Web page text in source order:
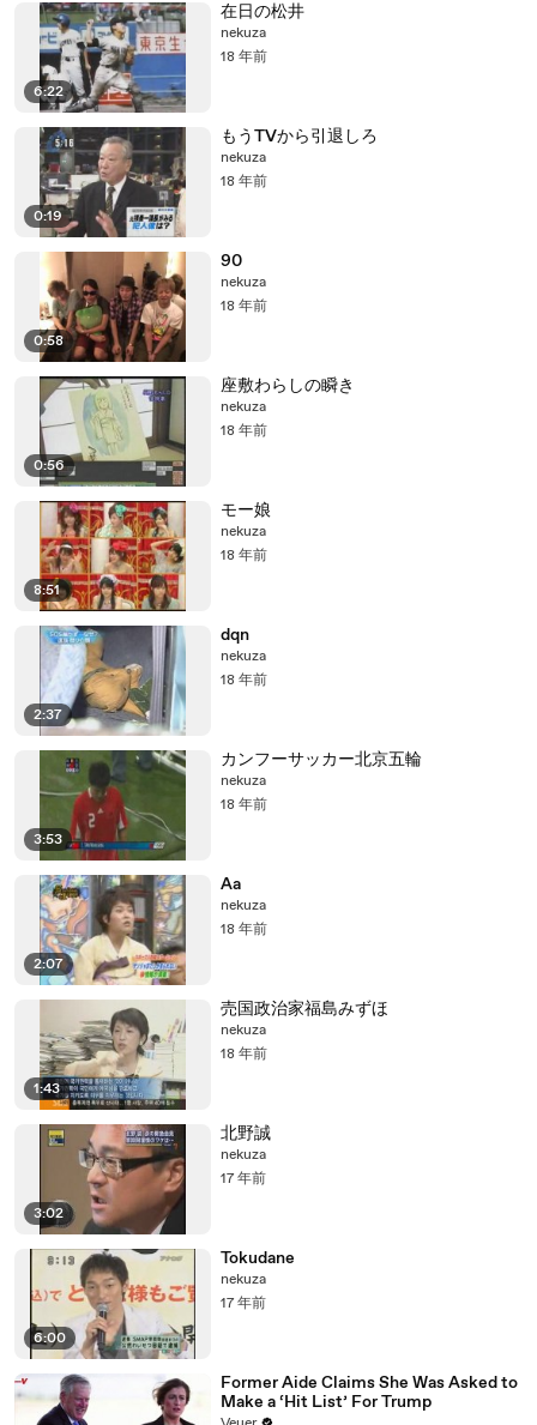
6:22
在日の松井
nekuza
18 年前
0:19
もうTVから引退しろ
nekuza
18 年前
0:58
90
nekuza
18 年前
0:56
座敷わらしの瞬き
nekuza
18 年前
8:51
モー娘
nekuza
18 年前
2:37
dqn
nekuza
18 年前
3:53
カンフーサッカー北京五輪
nekuza
18 年前
2:07
Aa
nekuza
18 年前
1:43
売国政治家福島みずほ
nekuza
18 年前
3:02
北野誠
nekuza
17 年前
6:00
Tokudane
nekuza
17 年前
Former Aide Claims She Was Asked to
Make a ‘Hit List’ For Trump